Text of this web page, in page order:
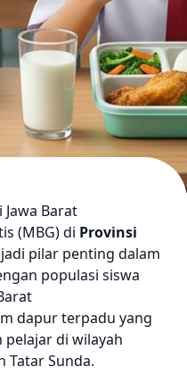
Barat
(MBG) di Provinsi
pilar penting dalam
populasi siswa
dapur terpadu yang
di wilayah
Tatar Sunda.